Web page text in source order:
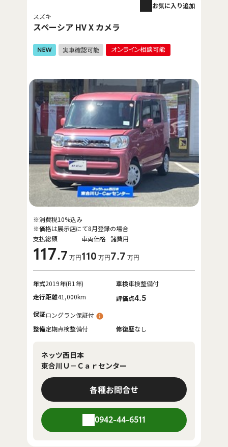
スズキ
スペーシア HV X カメラ
お気に入り追加
支払総額
117.7 万円
車両価格
110 万円
諸費用
7.7 万円
※消費税10%込み
※価格は展示店にて8月登録の場合
年式2019年(R1年) 車検車検整備付
走行距離41,000km 評価点4.5
保証ロングラン保証付
整備定期点検整備付 修復歴なし
ネッツ西日本
東合川Ｕ－Ｃａｒセンター
各種お問合せ
0942-44-6511